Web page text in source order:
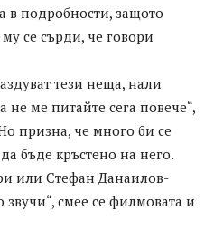
в подробности, защото
се сърди, че говори
тези неща, нали
не ме питайте сега повече“,
призна, че много би се
бъде кръстено на него.
или Стефан Данаилов-
смее се филмовата и